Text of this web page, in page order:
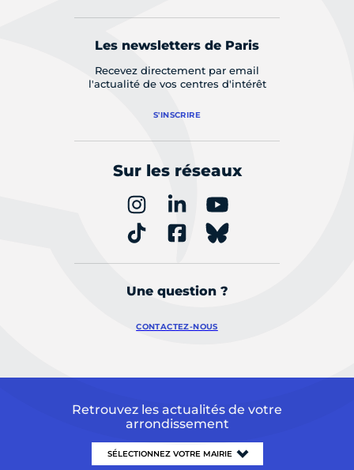
Les newsletters de Paris
Recevez directement par email
l'actualité de vos centres d'intérêt
S'INSCRIRE
Sur les réseaux
Une question ?
CONTACTEZ-NOUS
Retrouvez les actualités de votre
arrondissement